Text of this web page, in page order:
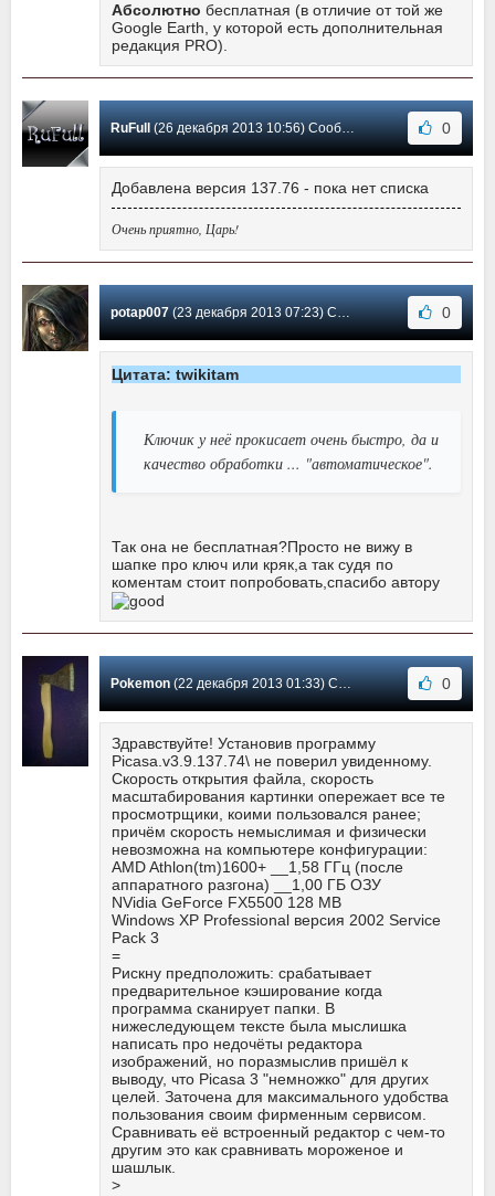
Абсолютно бесплатная (в отличие от той же
Google Earth, у которой есть дополнительная
редакция PRO).
RuFull (26 декабря 2013 10:56) Сообщение #160 0
Добавлена версия 137.76 - пока нет списка
Очень приятно, Царь!
potap007(23 декабря 2013 07:23) Сообщение #159 0
Цитата: twikitam
Ключик у неё прокисает очень быстро, да и
качество обработки ... "автоматическое".
Так она не бесплатная?Просто не вижу в
шапке про ключ или кряк,а так судя по
коментам стоит попробовать,спасибо автору
Pokemon(22 декабря 2013 01:33) Сообщение #158 0
Здравствуйте! Установив программу
Picasa.v3.9.137.74\ не поверил увиденному.
Скорость открытия файла, скорость
масштабирования картинки опережает все те
просмотрщики, коими пользовался ранее;
причём скорость немыслимая и физически
невозможна на компьютере конфигурации:
AMD Athlon(tm)1600+ __1,58 ГГц (после
аппаратного разгона) __1,00 ГБ ОЗУ
NVidia GeForce FX5500 128 MB
Windows XP Professional версия 2002 Service
Pack 3
=
Рискну предположить: срабатывает
предварительное кэширование когда
программа сканирует папки. В
нижеследующем тексте была мыслишка
написать про недочёты редактора
изображений, но поразмыслив пришёл к
выводу, что Picasa 3 "немножко" для других
целей. Заточена для максимального удобства
пользования своим фирменным сервисом.
Сравнивать её встроенный редактор с чем-то
другим это как сравнивать мороженое и
шашлык.
>